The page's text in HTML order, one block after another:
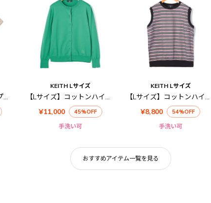
【Lサイズ】60/-リネンプルオーバーブラウス
KEITH Lサイズ
【Lサイズ】コットンハイゲージニット
¥11,000
45%OFF
手洗い可
KEITH Lサイズ
【Lサイズ】コットンハイゲージニットベスト
¥8,800
54%OFF
手洗い可
おすすめアイテム一覧を見る